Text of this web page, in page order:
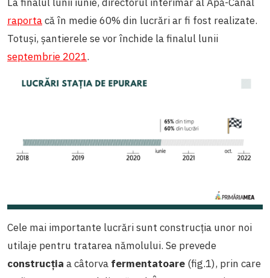
La finalul lunii iunie, directorul interimar al Apă-Canal
raportacă în medie 60% din lucrări ar fi fost realizate.
Totuși, șantierele se vor închide la finalul lunii
septembrie 2021.
Cele mai importante lucrări sunt construcția unor noi
utilaje pentru tratarea nămolului. Se prevede
construcția a câtorva fermentatoare (fig.1), prin care